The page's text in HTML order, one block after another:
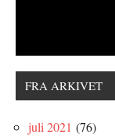
FRA ARKIVET
juli 2021 (76)